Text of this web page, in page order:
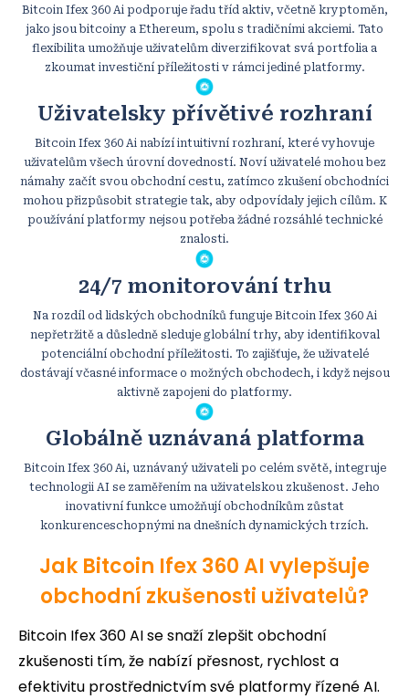
Bitcoin Ifex 360 Ai podporuje řadu tříd aktiv, včetně kryptoměn,
jako jsou bitcoiny a Ethereum, spolu s tradičními akciemi. Tato
flexibilita umožňuje uživatelům diverzifikovat svá portfolia a
zkoumat investiční příležitosti v rámci jediné platformy.
Uživatelsky přívětivé rozhraní
Bitcoin Ifex 360 Ai nabízí intuitivní rozhraní, které vyhovuje
uživatelům všech úrovní dovedností. Noví uživatelé mohou bez
námahy začít svou obchodní cestu, zatímco zkušení obchodníci
mohou přizpůsobit strategie tak, aby odpovídaly jejich cílům. K
používání platformy nejsou potřeba žádné rozsáhlé technické
znalosti.
24/7 monitorování trhu
Na rozdíl od lidských obchodníků funguje Bitcoin Ifex 360 Ai
nepřetržitě a důsledně sleduje globální trhy, aby identifikoval
potenciální obchodní příležitosti. To zajišťuje, že uživatelé
dostávají včasné informace o možných obchodech, i když nejsou
aktivně zapojeni do platformy.
Globálně uznávaná platforma
Bitcoin Ifex 360 Ai, uznávaný uživateli po celém světě, integruje
technologii AI se zaměřením na uživatelskou zkušenost. Jeho
inovativní funkce umožňují obchodníkům zůstat
konkurenceschopnými na dnešních dynamických trzích.
Jak Bitcoin Ifex 360 AI vylepšuje
obchodní zkušenosti uživatelů?
Bitcoin Ifex 360 AI se snaží zlepšit obchodní
zkušenosti tím, že nabízí přesnost, rychlost a
efektivitu prostřednictvím své platformy řízené AI.